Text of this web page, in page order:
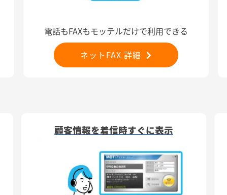
電話もFAXもモッテルだけで利用できる
ネットFAX 詳細
顧客情報を着信時すぐに表示